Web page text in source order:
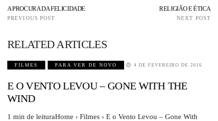
A PROCURA DA FELICIDADE
PREVIOUS POST
RELIGIÃO E ÉTICA
NEXT POST
RELATED ARTICLES
FILMES PARA VER DE NOVO 4 DE FEVEREIRO DE 2016
E O VENTO LEVOU – GONE WITH THE
WIND
1 min de leituraHome › Filmes › E o Vento Levou – Gone With